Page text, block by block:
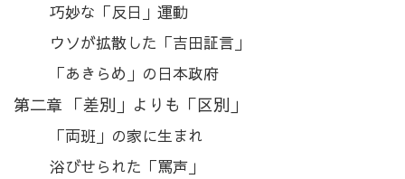
巧妙な「反日」運動
ウソが拡散した「吉田証言」
「あきらめ」の日本政府
第二章 「差別」よりも「区別」
「両班」の家に生まれ
浴びせられた「罵声」